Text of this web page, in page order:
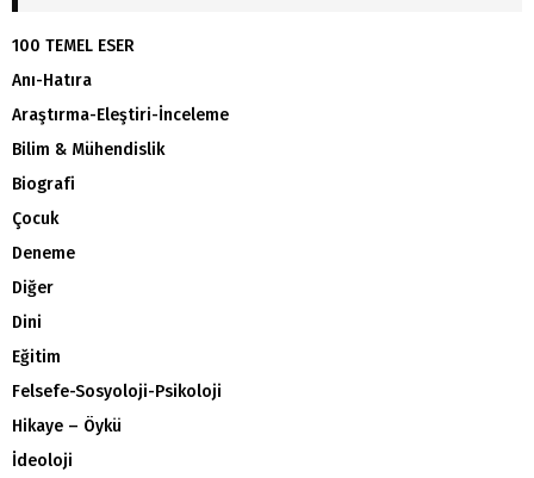
100 TEMEL ESER
Anı-Hatıra
Araştırma-Eleştiri-İnceleme
Bilim & Mühendislik
Biografi
Çocuk
Deneme
Diğer
Dini
Eğitim
Felsefe-Sosyoloji-Psikoloji
Hikaye – Öykü
İdeoloji